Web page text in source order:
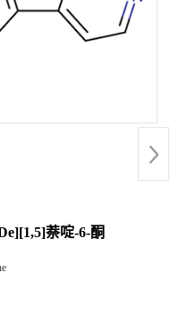
萘啶-6-酮